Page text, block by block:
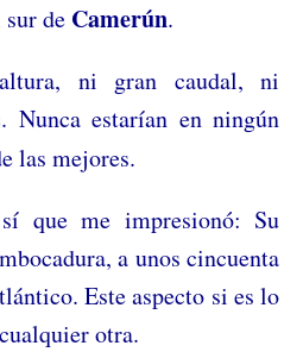
de Camerún.
ni gran caudal, ni
Nunca estarían en ningún
las mejores.
que me impresionó: Su
a unos cincuenta
Este aspecto si es lo
otra.